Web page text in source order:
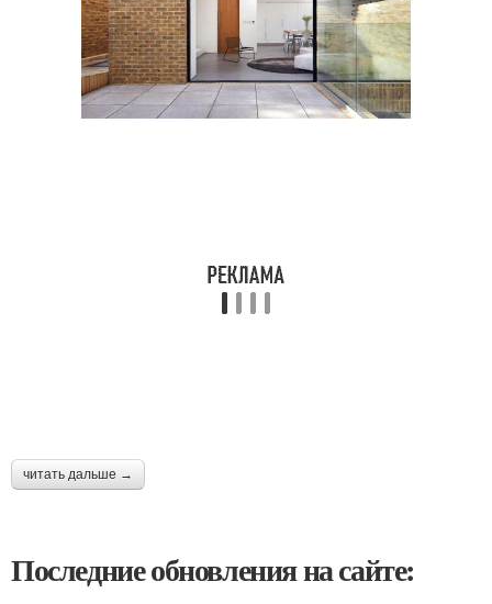
читать дальше →
Последние обновления на сайте: